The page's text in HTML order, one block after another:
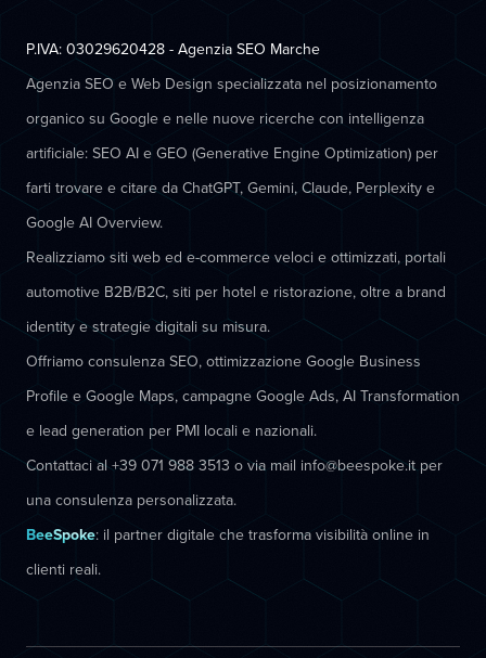
P.IVA: 03029620428 - Agenzia SEO Marche
Agenzia SEO e Web Design specializzata nel posizionamento
organico su Google e nelle nuove ricerche con intelligenza
artificiale: SEO AI e GEO (Generative Engine Optimization) per
farti trovare e citare da ChatGPT, Gemini, Claude, Perplexity e
Google AI Overview.
Realizziamo siti web ed e-commerce veloci e ottimizzati, portali
automotive B2B/B2C, siti per hotel e ristorazione, oltre a brand
identity e strategie digitali su misura.
Offriamo consulenza SEO, ottimizzazione Google Business
Profile e Google Maps, campagne Google Ads, AI Transformation
e lead generation per PMI locali e nazionali.
Contattaci al +39 071 988 3513 o via mail info@beespoke.it per
una consulenza personalizzata.
BeeSpoke: il partner digitale che trasforma visibilità online in
clienti reali.